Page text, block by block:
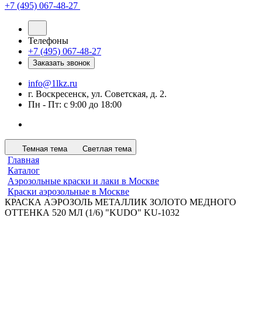
+7 (495) 067-48-27
Телефоны
+7 (495) 067-48-27
Заказать звонок
info@1lkz.ru
г. Воскресенск, ул. Советская, д. 2.
Пн - Пт: с 9:00 до 18:00
Темная тема Светлая тема
Главная
Каталог
Аэрозольные краски и лаки в Москве
Краски аэрозольные в Москве
КРАСКА АЭРОЗОЛЬ МЕТАЛЛИК ЗОЛОТО МЕДНОГО
ОТТЕНКА 520 МЛ (1/6) "KUDO" KU-1032